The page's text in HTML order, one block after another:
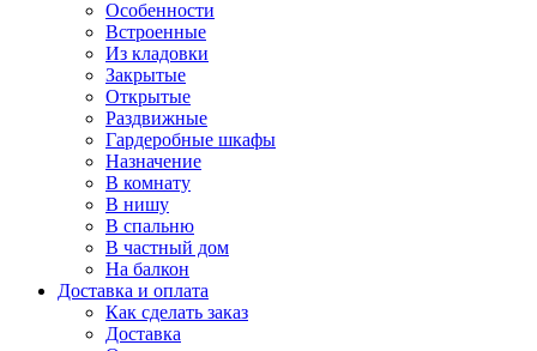
Особенности
Встроенные
Из кладовки
Закрытые
Открытые
Раздвижные
Гардеробные шкафы
Назначение
В комнату
В нишу
В спальню
В частный дом
На балкон
Доставка и оплата
Как сделать заказ
Доставка